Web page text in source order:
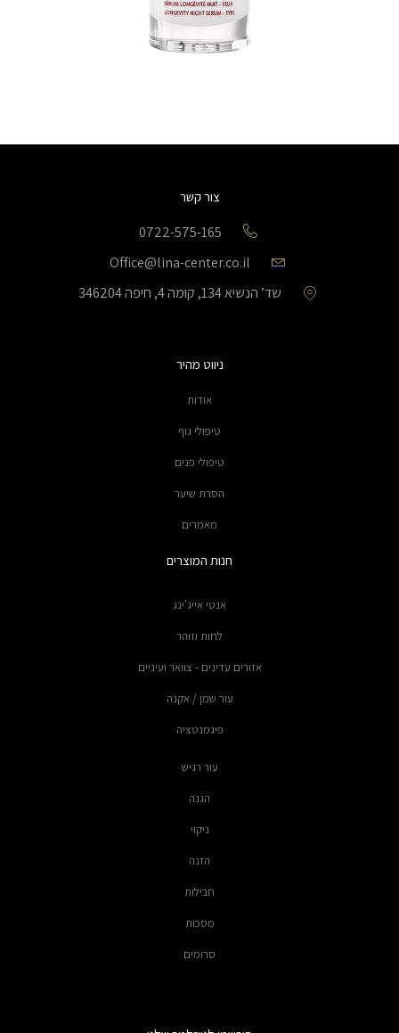
צור קשר
0722-575-165
Office@lina-center.co.il
שד’ הנשיא 134, קומה 4, חיפה 346204
ניווט מהיר
אודות
טיפולי גוף
טיפולי פנים
הסרת שיער
מאמרים
חנות המוצרים
אנטי אייג'ינג
לחות וזוהר
אזורים עדינים - צוואר ועיניים
עור שמן / אקנה
פיגמנטציה
עור רגיש
הגנה
ניקוי
הזנה
חבילות
מסכות
סרומים